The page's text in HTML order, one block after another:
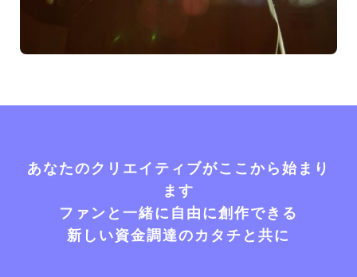
あなたのクリエイティブがここから始まり
ます
ファンと一緒に自由に創作できる
新しい資金調達のカタチと共に